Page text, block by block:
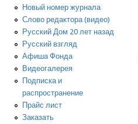
Новый номер журнала
Слово редактора (видео)
Русский Дом 20 лет назад
Русский взгляд
Афиша Фонда
Видеогалерея
Подписка и
распространение
Прайс лист
Заказать